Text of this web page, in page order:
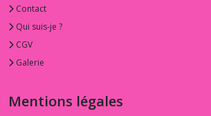
(1)
Afficher
résultats
Contact
Qui suis-je ?
CGV
Galerie
Mentions légales